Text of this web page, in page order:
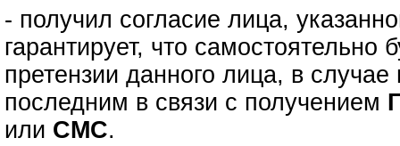
- получил согласие лица,
гарантирует, что самостоятельно
претензии данного лица, в
последним в связи с получением
или СМС.